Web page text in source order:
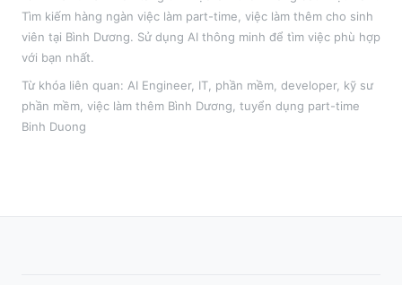
Tìm kiếm hàng ngàn việc làm part-time, việc làm thêm cho sinh
viên tại Bình Dương. Sử dụng AI thông minh để tìm việc phù hợp
với bạn nhất.
Từ khóa liên quan: AI Engineer, IT, phần mềm, developer, kỹ sư
phần mềm , việc làm thêm Bình Dương , tuyển dụng part-time
Binh Duong